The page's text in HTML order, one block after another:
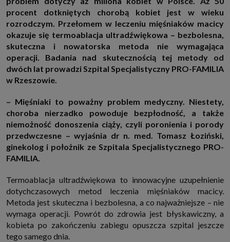
http://www.sagier.pl/
Jeżeli wyrazisz zgodę, o którą wyżej prosimy, administratorami Twoich
danych osobowych będą także nasi Zaufani Partnerzy. Listę Zaufanych
Partnerów możesz sprawdzić w każdym momencie na stronie naszej
polityki prywatności
i tam też zmodyfikować lub cofnąć swoje zgody.
Podstawa i cel przetwarzania
Twoje dane przetwarzamy w następujących celach:
1. Jeśli zawieramy z Tobą umowę o realizację danej usługi (np. usługi
Twoje dane w zakresie niezbędnym do realizacji tej umowy.
2. Zapewnianie bezpieczeństwa usługi (np. sprawdzenie, czy do Twojego
konta nie loguje się nieuprawniona osoba), dokonanie pomiarów
statystycznych, ulepszanie naszych usług i dopasowanie ich do potrzeb i
wygody użytkowników (np. personalizowanie treści w usługach), jak
również prowadzenie marketingu i promocji własnych usług (np. jeśli
interesujesz się motoryzacją i oglądasz artykuły w biznesistyl.pl lub na
innych stronach internetowych, to możemy Ci wyświetlić reklamę
przetwarzanie danych to realizacja naszych prawnie uzasadnionych
interesów.
3. Za Twoją zgodą usługi marketingowe dostarczą Ci nasi Zaufani
Partnerzy oraz my dla podmiotów trzecich. Aby móc pokazać interesujące
Cię reklamy (np. produktu, którego możesz potrzebować) reklamodawcy i
ich przedstawiciele chcieliby mieć możliwość przetwarzania Twoich
danych związanych z odwiedzanymi przez Ciebie stronami
internetowymi. Udzielenie takiej zgody jest dobrowolne, nie musisz jej
procent dotkniętych chorobą kobiet jest w wieku
rozrodczym. Przełomem w leczeniu mięśniaków macicy
okazuje się termoablacja ultradźwiękowa – bezbolesna,
skuteczna i nowatorska metoda nie wymagająca
operacji. Badania nad skutecznością tej metody od
dwóch lat prowadzi Szpital Specjalistyczny PRO-FAMILIA
w Rzeszowie.
– Mięśniaki to poważny problem medyczny. Niestety,
choroba nierzadko powoduje bezpłodność, a także
niemożność donoszenia ciąży, czyli poronienia i porody
przedwczesne – wyjaśnia dr n. med. Tomasz Łoziński,
ginekolog i położnik ze Szpitala Specjalistycznego PRO-
FAMILIA.
Termoablacja ultradźwiękowa to innowacyjne uzupełnienie
dotychczasowych metod leczenia mięśniaków macicy.
Metoda jest skuteczna i bezbolesna, a co najważniejsze – nie
wymaga operacji. Powrót do zdrowia jest błyskawiczny, a
kobieta po zakończeniu zabiegu opuszcza szpital jeszcze
tego samego dnia.